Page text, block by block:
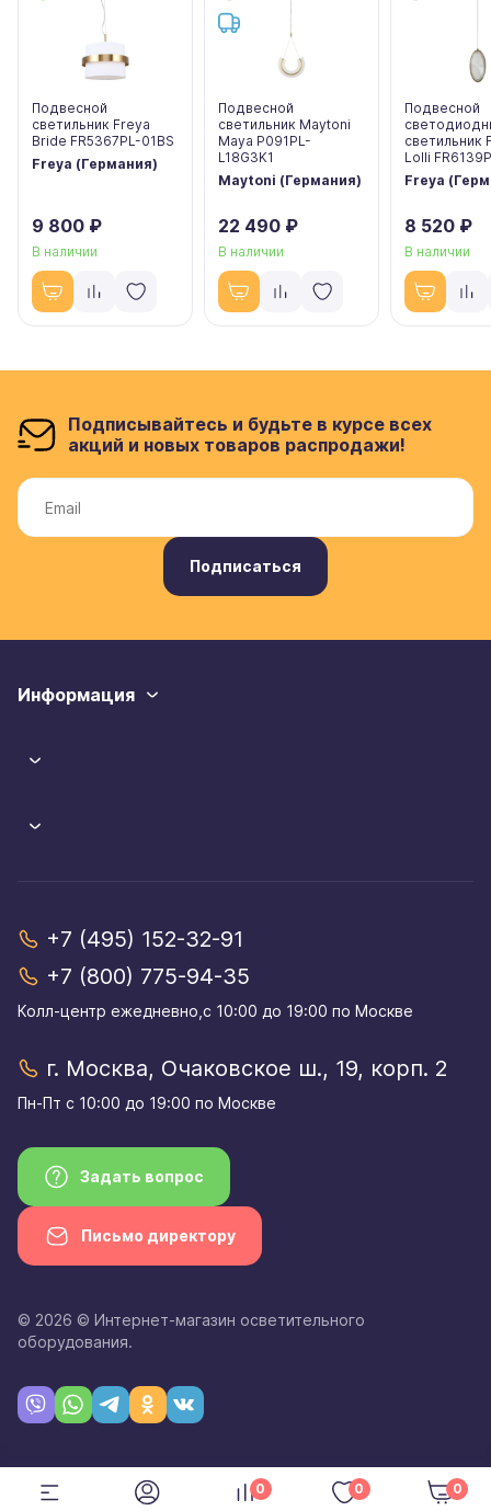
Подвесной
светильник Freya
Bride FR5367PL-01BS
Freya (Германия)
9 800 ₽
В наличии
Подвесной
светильник Maytoni
Maya P091PL-
L18G3K1
Maytoni (Германия)
22 490 ₽
В наличии
Подвесной
светильник
Lolli
Freya
8 520 ₽
В наличии
Подписывайтесь и будьте в курсе всех
акций и новых товаров распродажи!
Подписаться
Информация
+7 (495) 152-32-91
+7 (800) 775-94-35
Колл-центр eжедневно,с 10:00 до 19:00 по Москве
г. Москва, Очаковское ш., 19, корп. 2
Пн-Пт с 10:00 до 19:00 по Москве
Задать вопрос
Письмо директору
© 2026 © Интернет-магазин осветительного
оборудования.
0 0 0